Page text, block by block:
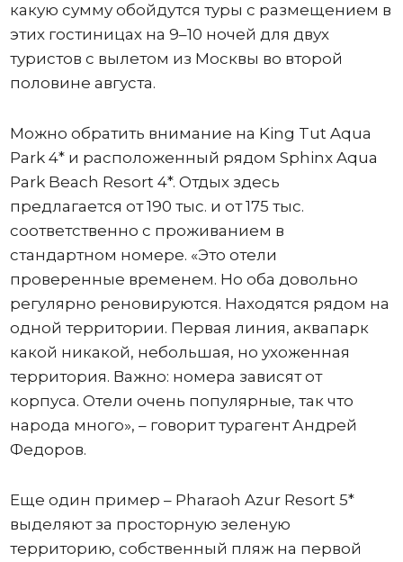
какую сумму обойдутся туры с размещением в
этих гостиницах на 9–10 ночей для двух
туристов с вылетом из Москвы во второй
половине августа.
Можно обратить внимание на King Tut Aqua
Park 4* и расположенный рядом Sphinx Aqua
Park Beach Resort 4*. Отдых здесь
предлагается от 190 тыс. и от 175 тыс.
соответственно с проживанием в
стандартном номере. «Это отели
проверенные временем. Но оба довольно
регулярно реновируются. Находятся рядом на
одной территории. Первая линия, аквапарк
какой никакой, небольшая, но ухоженная
территория. Важно: номера зависят от
корпуса. Отели очень популярные, так что
народа много», – говорит турагент Андрей
Федоров.
Еще один пример – Pharaoh Azur Resort 5*
выделяют за просторную зеленую
территорию, собственный пляж на первой